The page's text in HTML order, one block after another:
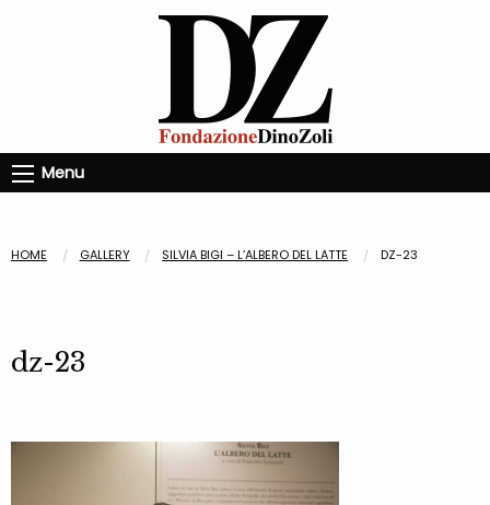
Menu
HOME GALLERY SILVIA BIGI – L’ALBERO DEL LATTE DZ-23
dz-23